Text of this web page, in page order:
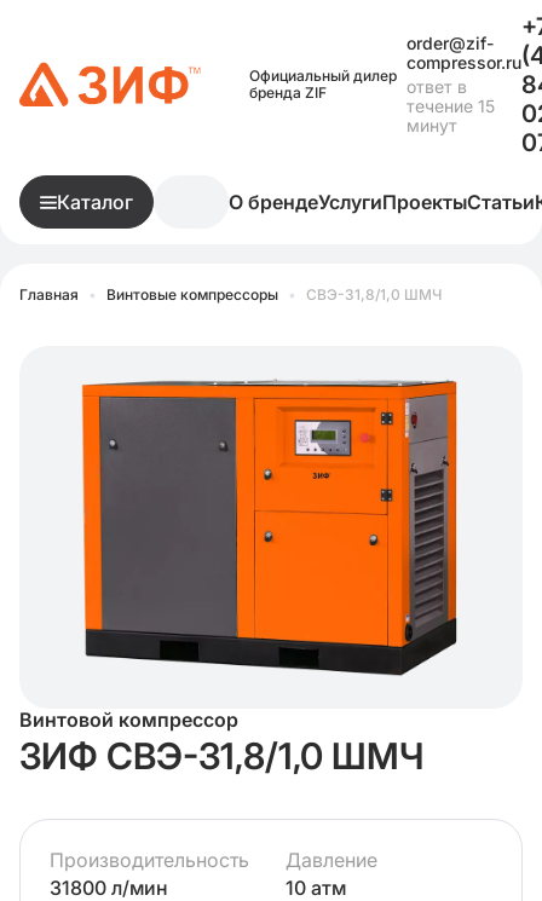
Официальный дилер
бренда ZIF
order@zif-
compressor.ru
ответ в
течение 15
минут
Каталог О брендеУслугиПроектыСтатьи
Главная • Винтовые компрессоры • СВЭ-31,8/1,0 ШМЧ
Винтовой компрессор
ЗИФ СВЭ-31,8/1,0 ШМЧ
Производительность
31800 л/мин
Давление
10 атм